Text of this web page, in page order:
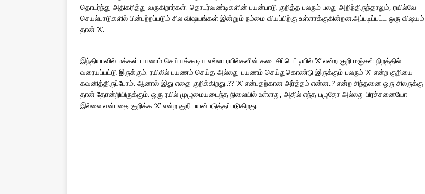
தொடர்ந்து அதிகரித்து வருகிறார்கள். தொடர்வண்டிகளின் பயன்பாடு குறித்த பலரும் பலது அறிந்திருந்தாலும், ரயில்வே
செயல்பாடுகளில் பின்பற்றப்படும் சில விஷயங்கள் இன்றும் நம்மை வியப்பிற்கு உள்ளாக்குகின்றன.அப்படிப்பட்ட ஒரு விஷயம்
தான் ‘X’.
இந்தியாவில் மக்கள் பயணம் செய்யக்கூடிய எல்லா ரயில்களின் கடைசிப்பெட்டியில் ‘X’ என்ற குறி மஞ்சள் நிறத்தில்
வரையப்பட்டு இருக்கும். ரயிலில் பயணம் செய்த அல்லது பயணம் செய்துகொண்டு இருக்கும் பலரும் ‘X’ என்ற குறியை
கவனித்திருப்போம். ஆனால் இது எதை குறிக்கிறது..?? ‘X’ என்பதற்கான அர்த்தம் என்ன..? என்ற சிந்தனை ஒரு சிலருக்கு
தான் தோன்றியிருக்கும். ஒரு ரயில் முழுமையடைந்த நிலையில் உள்ளது, அதில் எந்த பழுதோ அல்லது பிரச்சனையோ
இல்லை என்பதை குறிக்க ‘X’ என்ற குறி பயன்படுத்தப்படுகிறது.